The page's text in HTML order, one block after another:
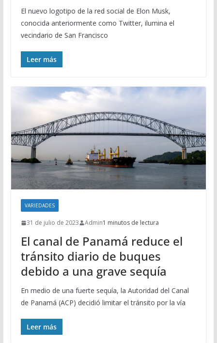
El nuevo logotipo de la red social de Elon Musk,
conocida anteriormente como Twitter, ilumina el
vecindario de San Francisco
Leer más
VARIEDADES
31 de julio de 2023 Admin1 minutos de lectura
El canal de Panamá reduce el
tránsito diario de buques
debido a una grave sequía
En medio de una fuerte sequía, la Autoridad del Canal
de Panamá (ACP) decidió limitar el tránsito por la vía
Leer más